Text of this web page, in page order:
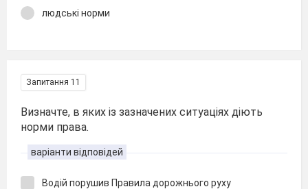
людські норми
Запитання 11
Визначте, в яких із зазначених ситуаціях діють
норми права.
варіанти відповідей
Водій порушив Правила дорожнього руху